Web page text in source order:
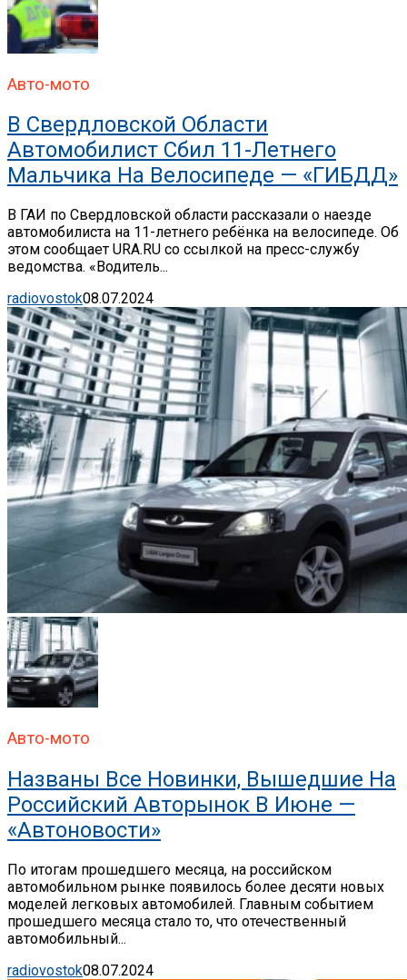
Авто-мото
В Свердловской Области
Автомобилист Сбил 11-Летнего
Мальчика На Велосипеде — «ГИБДД»
В ГАИ по Свердловской области рассказали о наезде
автомобилиста на 11-летнего ребёнка на велосипеде. Об
этом сообщает URA.RU со ссылкой на пресс-службу
ведомства. «Водитель...
radiovostok08.07.2024
Авто-мото
Названы Все Новинки, Вышедшие На
Российский Авторынок В Июне —
«Автоновости»
По итогам прошедшего месяца, на российском
автомобильном рынке появилось более десяти новых
моделей легковых автомобилей. Главным событием
прошедшего месяца стало то, что отечественный
автомобильный...
radiovostok08.07.2024